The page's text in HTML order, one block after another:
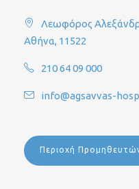
Λεωφόρος
Αθήνα, 11522
210 64 09 000
info@agsavvas-
Περιοχή